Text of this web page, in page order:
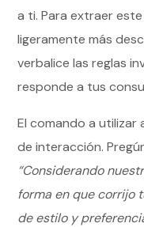
a ti. Para extraer
ligeramente más
verbalice las reglas
responde a tus
El comando a utilizar
de interacción.
“Considerando
forma en que corrijo
de estilo y